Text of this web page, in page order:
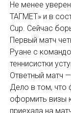
Не менее
ТАГМЕТ» и в
Cup. Сейчас
Первый матч
Руане с
теннисистки
Ответный матч
Дело в том, что
оформить визы
приехала на